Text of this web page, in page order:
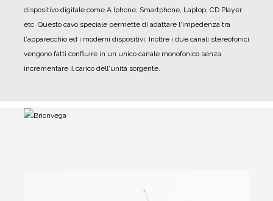
dispositivo digitale come A Iphone, Smartphone, Laptop, CD Player
etc. Questo cavo speciale permette di adattare l'impedenza tra
l'apparecchio ed i moderni dispositivi. Inoltre i due canali stereofonici
vengono fatti confluire in un unico canale monofonico senza
incrementare il carico dell'unità sorgente.